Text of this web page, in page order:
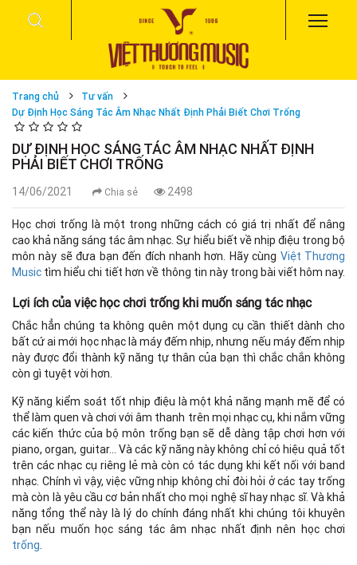
Trang chủ
Tư vấn
Dự Định Học Sáng Tác Âm Nhạc Nhất Định Phải Biết Chơi Trống
DỰ ĐỊNH HỌC SÁNG TÁC ÂM NHẠC NHẤT ĐỊNH
PHẢI BIẾT CHƠI TRỐNG
14/06/2021 Chia sẻ 2498
Học chơi trống là một trong những cách có giá trị nhất để nâng
cao khả năng sáng tác âm nhạc. Sự hiểu biết về nhịp điệu trong bộ
môn này sẽ đưa bạn đến đích nhanh hơn. Hãy cùng Việt Thương
Music tìm hiểu chi tiết hơn về thông tin này trong bài viết hôm nay.
Lợi ích của việc học chơi trống khi muốn sáng tác nhạc
Chắc hẳn chúng ta không quên một dụng cụ cần thiết dành cho
bất cứ ai mới học nhạc là máy đếm nhịp, nhưng nếu máy đếm nhịp
này được đổi thành kỹ năng tự thân của bạn thì chắc chắn không
còn gì tuyệt vời hơn.
Kỹ năng kiểm soát tốt nhịp điệu là một khả năng mạnh mẽ để có
thể làm quen và chơi với âm thanh trên mọi nhạc cụ, khi nắm vững
các kiến thức của bộ môn trống bạn sẽ dễ dàng tập chơi hơn với
piano, organ, guitar… Và các kỹ năng này không chỉ có hiệu quả tốt
trên các nhạc cụ riêng lẻ mà còn có tác dụng khi kết nối với band
nhạc. Chính vì vậy, việc vững nhịp không chỉ đòi hỏi ở các tay trống
mà còn là yêu cầu cơ bản nhất cho mọi nghệ sĩ hay nhạc sĩ. Và khả
năng tổng thể này là lý do chính đáng nhất khi chúng tôi khuyên
bạn nếu muốn học sáng tác âm nhạc nhất định nên học chơi
trống.